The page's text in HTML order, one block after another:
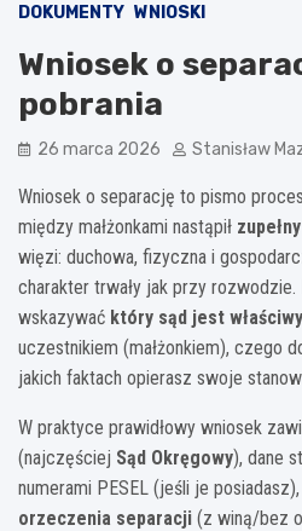
DOKUMENTY WNIOSKI
Wniosek o
pobrania
26 marca 2026 Stanisław
Wniosek o separację to pismo
między małżonkami nastąpił
więzi: duchowa, fizyczna i
charakter trwały jak przy rozwodzie.
wskazywać który sąd jest właściwy
uczestnikiem (małżonkiem), czego
jakich faktach opierasz swoje
W praktyce prawidłowy wniosek
(najczęściej Sąd Okręgowy), dane
numerami PESEL (jeśli je posiadasz),
orzeczenia separacji (z winą/bez